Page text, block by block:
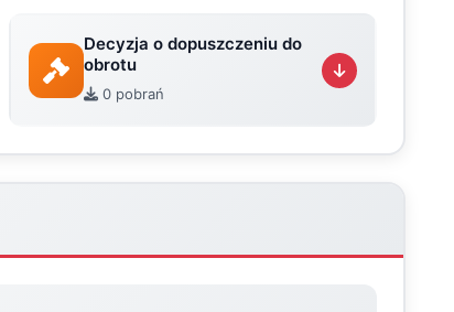
Decyzja o dopuszczeniu do
obrotu
0 pobrań